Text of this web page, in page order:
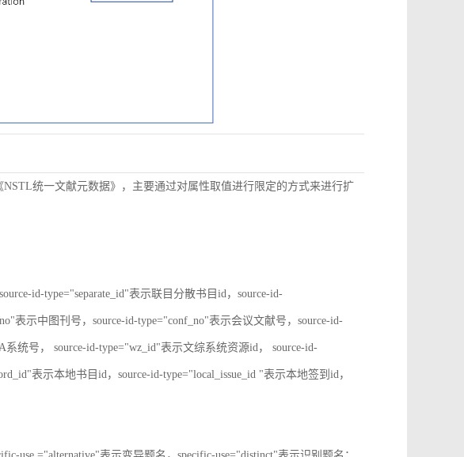
统一文献元数据》，主要通过对属性取值进行限定的方式来进行扩
id-type="separate_id"表示联目分散书目id，source-id-
表示中图刊号，source-id-type="conf_no"表示会议文献号，source-id-
统号， source-id-type="wz_id"表示文综系统资源id， source-id-
表示本地书目id，source-id-type="local_issue_id "表示本地签到id，